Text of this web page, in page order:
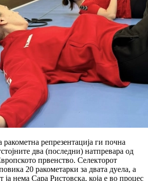
репрезентација ги почна
два (последни) натпревара од
првенство. Селекторот
20 ракометарки за двата дуела, а
ја нема Сара Ристовска, која е во процес